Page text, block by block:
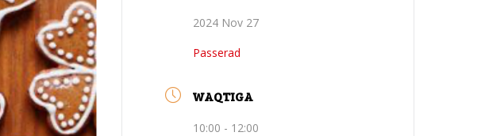
2024 Nov 27
Passerad
WAQTIGA
10:00 - 12:00